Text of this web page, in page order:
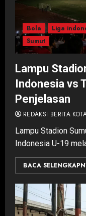
Bola Liga
Sumut
Lampu
Indonesia vs
Penjelasan
REDAKSI BERITA
Lampu Stadion
Indonesia U-19
BACA